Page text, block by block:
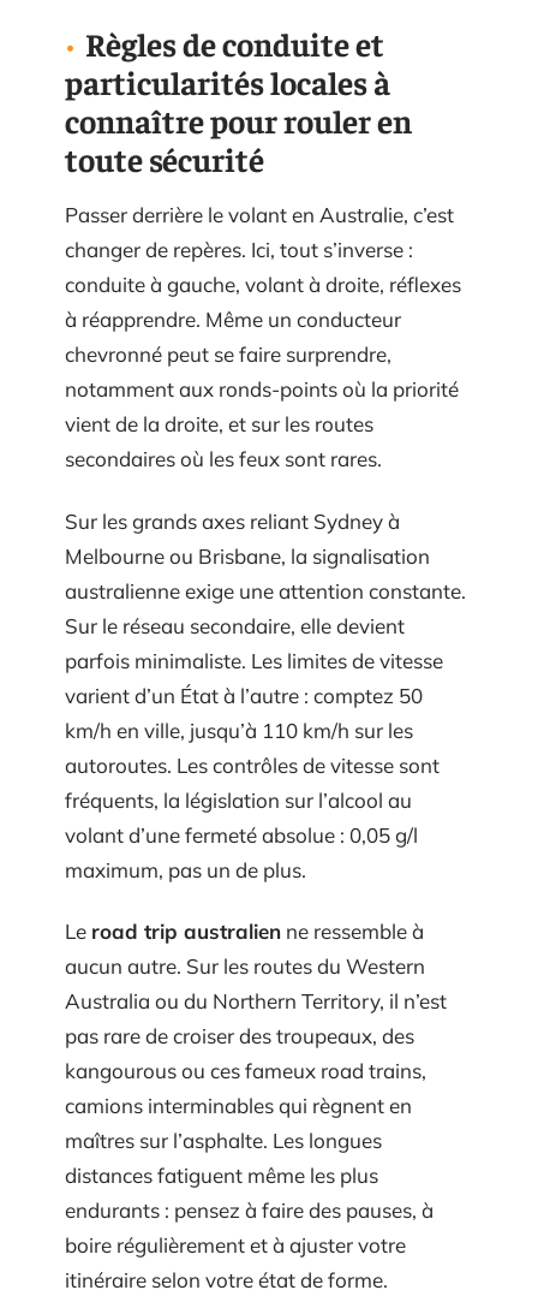
Règles de conduite et
particularités locales à
connaître pour rouler en
toute sécurité
Passer derrière le volant en Australie, c’est
changer de repères. Ici, tout s’inverse :
conduite à gauche, volant à droite, réflexes
à réapprendre. Même un conducteur
chevronné peut se faire surprendre,
notamment aux ronds-points où la priorité
vient de la droite, et sur les routes
secondaires où les feux sont rares.
Sur les grands axes reliant Sydney à
Melbourne ou Brisbane, la signalisation
australienne exige une attention constante.
Sur le réseau secondaire, elle devient
parfois minimaliste. Les limites de vitesse
varient d’un État à l’autre : comptez 50
km/h en ville, jusqu’à 110 km/h sur les
autoroutes. Les contrôles de vitesse sont
fréquents, la législation sur l’alcool au
volant d’une fermeté absolue : 0,05 g/l
maximum, pas un de plus.
Le road trip australien ne ressemble à
aucun autre. Sur les routes du Western
Australia ou du Northern Territory, il n’est
pas rare de croiser des troupeaux, des
kangourous ou ces fameux road trains,
camions interminables qui règnent en
maîtres sur l’asphalte. Les longues
distances fatiguent même les plus
endurants : pensez à faire des pauses, à
boire régulièrement et à ajuster votre
itinéraire selon votre état de forme.